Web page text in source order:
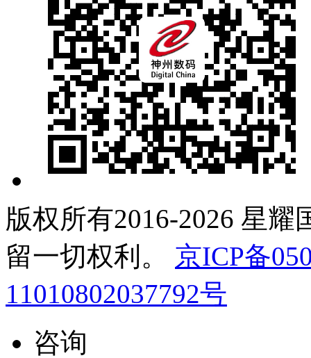
版权所有2016-2026 星耀
留一切权利。
京ICP备
11010802037792号
咨询